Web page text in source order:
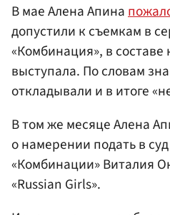
В мае Алена Апина
допустили к съемкам в
«Комбинация», в составе
выступала. По словам
откладывали и в итоге
В том же месяце Алена
о намерении подать в
«Комбинации» Виталия
«Russian Girls».